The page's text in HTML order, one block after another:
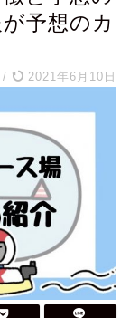
予想のカ
/ 2021年6月10日